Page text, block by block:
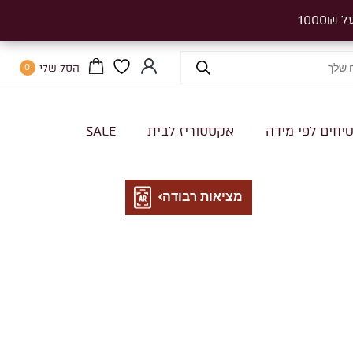
הסל שלי 0
לפי מידה אקססוריז לבית SALE
מציאות רבודה